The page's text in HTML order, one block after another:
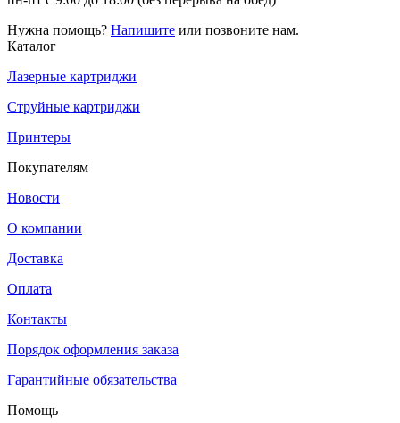
Нужна помощь? Напишите или позвоните нам.
Каталог
Лазерные картриджи
Струйные картриджи
Принтеры
Покупателям
Новости
О компании
Доставка
Оплата
Контакты
Порядок оформления заказа
Гарантийные обязательства
Помощь